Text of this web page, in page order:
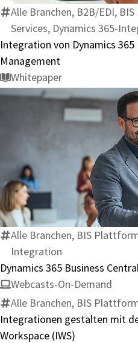
&
Alle Branchen, B2B/EDI,
Services, Dynamics 365-
Integration von Dynamics 365
Management
Whitepaper
Alle Branchen, BIS
Integration
Dynamics 365 Business
Webcasts-On-Demand
Alle Branchen, BIS
Integrationen gestalten mit
Workspace (IWS)